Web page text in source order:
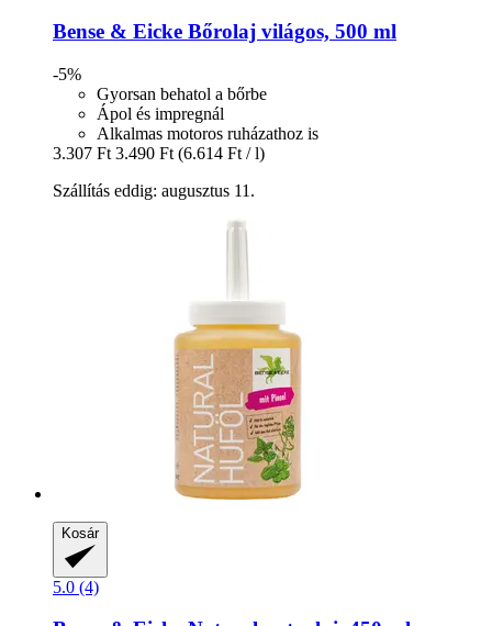
Bense & Eicke Bőrolaj világos, 500 ml
-5%
Gyorsan behatol a bőrbe
Ápol és impregnál
Alkalmas motoros ruházathoz is
3.307 Ft 3.490 Ft (6.614 Ft / l)
Szállítás eddig: augusztus 11.
Kosár
5.0 (4)